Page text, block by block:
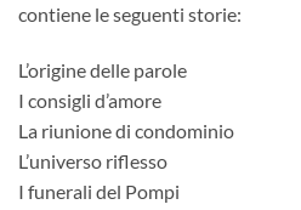
contiene le seguenti storie:
L’origine delle parole
I consigli d’amore
La riunione di condominio
L’universo riflesso
I funerali del Pompi